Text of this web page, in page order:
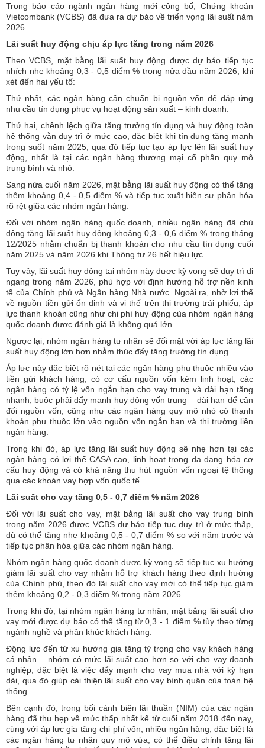
Trong báo cáo ngành ngân hàng mới công bố, Chứng khoán
Vietcombank (VCBS) đã đưa ra dự báo về triển vọng lãi suất năm
2026.
Lãi suất huy động chịu áp lực tăng trong năm 2026
Theo VCBS, mặt bằng lãi suất huy động được dự báo tiếp tục
nhích nhẹ khoảng 0,3 - 0,5 điểm % trong nửa đầu năm 2026, khi
xét đến hai yếu tố:
Thứ nhất, các ngân hàng cần chuẩn bị nguồn vốn để đáp ứng
nhu cầu tín dụng phục vụ hoạt động sản xuất – kinh doanh.
Thứ hai, chênh lệch giữa tăng trưởng tín dụng và huy động toàn
hệ thống vẫn duy trì ở mức cao, đặc biệt khi tín dụng tăng mạnh
trong suốt năm 2025, qua đó tiếp tục tạo áp lực lên lãi suất huy
động, nhất là tại các ngân hàng thương mại cổ phần quy mô
trung bình và nhỏ.
Sang nửa cuối năm 2026, mặt bằng lãi suất huy động có thể tăng
thêm khoảng 0,4 - 0,5 điểm % và tiếp tục xuất hiện sự phân hóa
rõ rệt giữa các nhóm ngân hàng.
Đối với nhóm ngân hàng quốc doanh, nhiều ngân hàng đã chủ
động tăng lãi suất huy động khoảng 0,3 - 0,6 điểm % trong tháng
12/2025 nhằm chuẩn bị thanh khoản cho nhu cầu tín dụng cuối
năm 2025 và năm 2026 khi Thông tư 26 hết hiệu lực.
Tuy vậy, lãi suất huy động tại nhóm này được kỳ vọng sẽ duy trì đi
ngang trong năm 2026, phù hợp với định hướng hỗ trợ nền kinh
tế của Chính phủ và Ngân hàng Nhà nước. Ngoài ra, nhờ lợi thế
về nguồn tiền gửi ổn định và vị thế trên thị trường trái phiếu, áp
lực thanh khoản cũng như chi phí huy động của nhóm ngân hàng
quốc doanh được đánh giá là không quá lớn.
Ngược lại, nhóm ngân hàng tư nhân sẽ đối mặt với áp lực tăng lãi
suất huy động lớn hơn nhằm thúc đẩy tăng trưởng tín dụng.
Áp lực này đặc biệt rõ nét tại các ngân hàng phụ thuộc nhiều vào
tiền gửi khách hàng, có cơ cấu nguồn vốn kém linh hoạt; các
ngân hàng có tỷ lệ vốn ngắn hạn cho vay trung và dài hạn tăng
nhanh, buộc phải đẩy mạnh huy động vốn trung – dài hạn để cân
đối nguồn vốn; cũng như các ngân hàng quy mô nhỏ có thanh
khoản phụ thuộc lớn vào nguồn vốn ngắn hạn và thị trường liên
ngân hàng.
Trong khi đó, áp lực tăng lãi suất huy động sẽ nhẹ hơn tại các
ngân hàng có lợi thế CASA cao, linh hoạt trong đa dạng hóa cơ
cấu huy động và có khả năng thu hút nguồn vốn ngoại tệ thông
qua các khoản vay hợp vốn quốc tế.
Lãi suất cho vay tăng 0,5 - 0,7 điểm % năm 2026
Đối với lãi suất cho vay, mặt bằng lãi suất cho vay trung bình
trong năm 2026 được VCBS dự báo tiếp tục duy trì ở mức thấp,
dù có thể tăng nhẹ khoảng 0,5 - 0,7 điểm % so với năm trước và
tiếp tục phân hóa giữa các nhóm ngân hàng.
Nhóm ngân hàng quốc doanh được kỳ vọng sẽ tiếp tục xu hướng
giảm lãi suất cho vay nhằm hỗ trợ khách hàng theo định hướng
của Chính phủ, theo đó lãi suất cho vay mới có thể tiếp tục giảm
thêm khoảng 0,2 - 0,3 điểm % trong năm 2026.
Trong khi đó, tại nhóm ngân hàng tư nhân, mặt bằng lãi suất cho
vay mới được dự báo có thể tăng từ 0,3 - 1 điểm % tùy theo từng
ngành nghề và phân khúc khách hàng.
Động lực đến từ xu hướng gia tăng tỷ trọng cho vay khách hàng
cá nhân – nhóm có mức lãi suất cao hơn so với cho vay doanh
nghiệp, đặc biệt là việc đẩy mạnh cho vay mua nhà với kỳ hạn
dài, qua đó giúp cải thiện lãi suất cho vay bình quân của toàn hệ
thống.
Bên cạnh đó, trong bối cảnh biên lãi thuần (NIM) của các ngân
hàng đã thu hẹp về mức thấp nhất kể từ cuối năm 2018 đến nay,
cùng với áp lực gia tăng chi phí vốn, nhiều ngân hàng, đặc biệt là
các ngân hàng tư nhân quy mô vừa, có thể điều chỉnh tăng lãi